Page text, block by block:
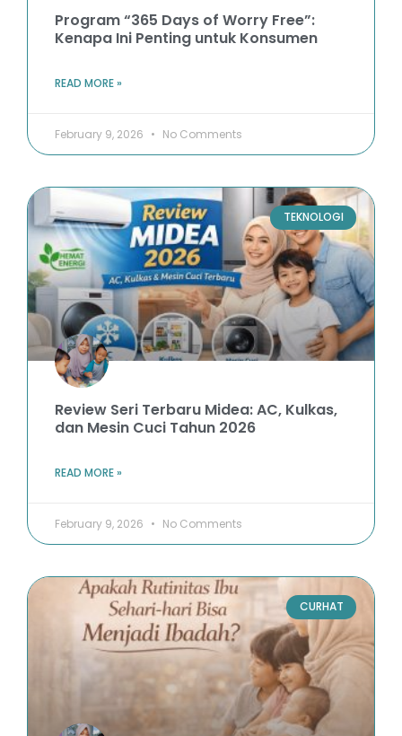
Program “365 Days of Worry Free”:
Kenapa Ini Penting untuk Konsumen
READ MORE »
February 9, 2026 No Comments
TEKNOLOGI
Review Seri Terbaru Midea: AC, Kulkas,
dan Mesin Cuci Tahun 2026
READ MORE »
February 9, 2026 No Comments
CURHAT